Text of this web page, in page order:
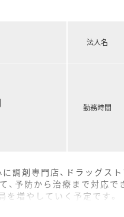
法人名
勤務時間
調剤専門店、ドラッグスト
、予防から治療まで対応で
増やしていく予定です。